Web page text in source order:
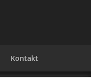
Kontakt